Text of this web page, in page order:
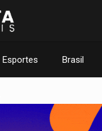
Esportes Brasil